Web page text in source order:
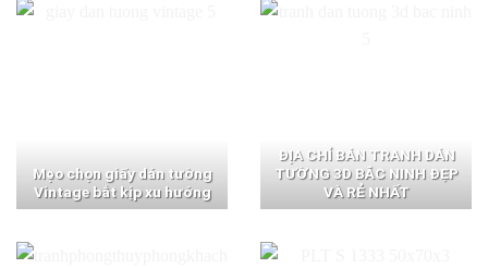
Mẹo chọn giấy dán tường
Vintage bắt kịp xu hướng
ĐỊA CHỈ BÁN TRANH DÁN
TƯỜNG 3D BẮC NINH ĐẸP
VÀ RẺ NHẤT